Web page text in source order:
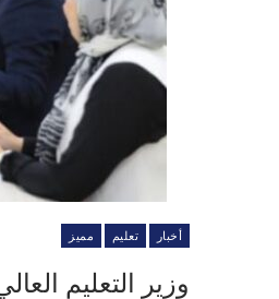
أخبار تعليم مميز
وزير التعليم